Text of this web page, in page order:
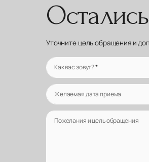
Уточните цель обращения и
Как вас зовут?*
Желаемая дата приема
Пожелания и цель обращения